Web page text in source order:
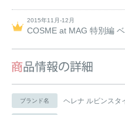
2015年11月-12月
COSME at MAG 特別編
ブランド名 ヘレナ ルビンスタ